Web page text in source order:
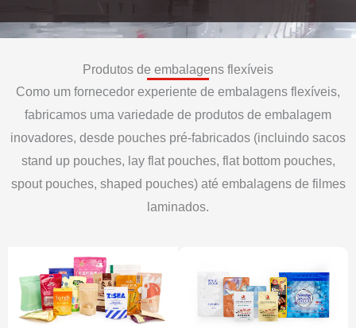
Produtos de embalagens flexíveis
Como um fornecedor experiente de embalagens flexíveis,
fabricamos uma variedade de produtos de embalagem
inovadores, desde pouches pré-fabricados (incluindo sacos
stand up pouches, lay flat pouches, flat bottom pouches,
spout pouches, shaped pouches) até embalagens de filmes
laminados.